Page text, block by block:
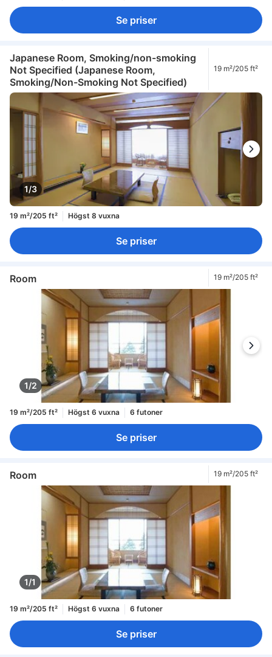
Se priser
Japanese Room, Smoking/non-smoking
Not Specified (Japanese Room,
Smoking/Non-Smoking Not Specified)
19 m²/205 ft²
1/3
19 m²/205 ft² Högst 8 vuxna
Se priser
Room 19 m²/205 ft²
1/2
19 m²/205 ft² Högst 6 vuxna 6 futoner
Se priser
Room 19 m²/205 ft²
1/1
19 m²/205 ft² Högst 6 vuxna 6 futoner
Se priser